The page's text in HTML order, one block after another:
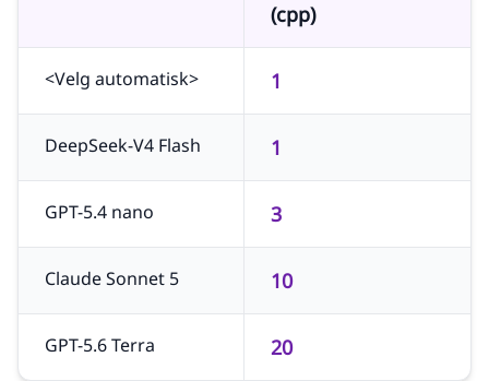
(cpp)
<Velg automatisk> 1
DeepSeek-V4 Flash 1
GPT-5.4 nano 3
Claude Sonnet 5 10
GPT-5.6 Terra 20